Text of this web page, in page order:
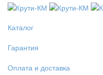
Каталог
Гарантия
Оплата и доставка